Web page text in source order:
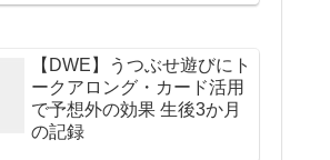
【DWE】うつぶせ遊びにト
ークアロング・カード活用
で予想外の効果 生後3か月
の記録